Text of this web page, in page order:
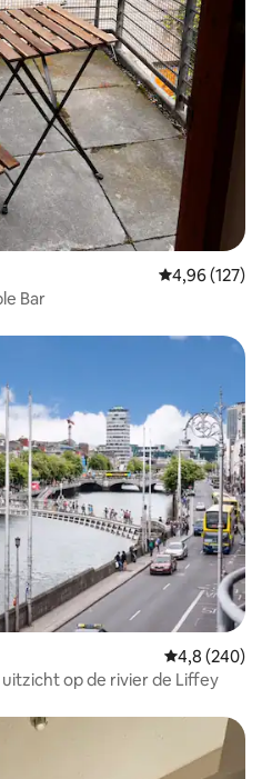
Gemiddelde
4,96 (127)
Bar
Gemiddelde
4,8 (240)
op de rivier de Liffey